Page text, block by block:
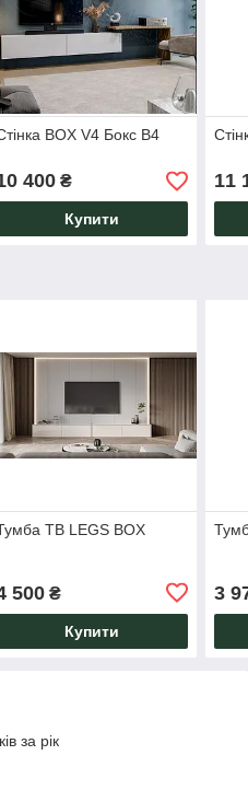
BOX V4 Бокс В4
400₴
Купити
11
ТВ LEGS BOX
500₴
Купити
3
за рік